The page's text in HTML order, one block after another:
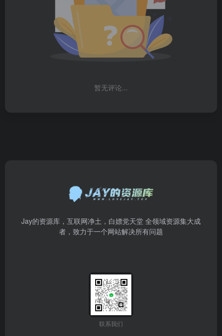
暂无评论...
Jay的资源库，互联网净土，白嫖党天堂 全领域资源集大成
者，致力于一个网站解决所有问题
联系我们